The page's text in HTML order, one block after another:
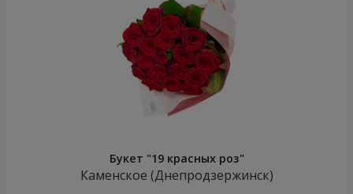
Букет "19 красных роз"
Каменское (Днепродзержинск)